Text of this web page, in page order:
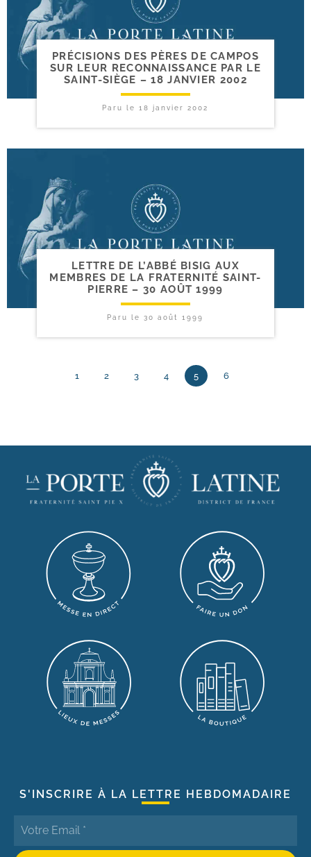
PRÉCISIONS DES PÈRES DE CAMPOS
SUR LEUR RECONNAISSANCE PAR LE
SAINT-​SIÈGE – 18 JANVIER 2002
Paru le18 janvier 2002
LETTRE DE L’ABBÉ BISIG AUX
MEMBRES DE LA FRATERNITÉ SAINT-​
PIERRE – 30 AOÛT 1999
Paru le30 août 1999
1 2 3 4 5 6
S'INSCRIRE À LA LETTRE HEBDOMADAIRE